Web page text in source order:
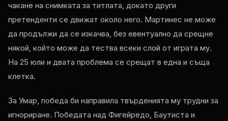
чакане на снимката за титлата, докато други
претенденти се движат около него. Мартинес не може
да продължи да се изкачва, без евентуално да срещне
някой, който може да тества всеки слой от играта му.
На 25 юли и двата проблема се срещат в една и съща
клетка.
За Умар, победа би направила твърденията му трудни за
игнориране. Победата над Фигейредо, Баутиста и